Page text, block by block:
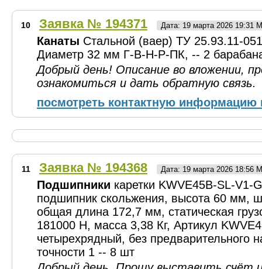
10 Заявка № 194371 Дата: 19 марта 2026 19:31
Канаты Стальной (ваер) ТУ 25.93.11-
Диаметр 32 мм Г-В-Н-Р-ПК, -- 2
Добрый день! Описание во вложении,
ознакомиться и дать обратную связь.
посмотреть контактную информацию
11 Заявка № 194368 Дата: 19 марта 2026 18:56
Подшипники каретки KWVE45B-SL-V1-
подшипник скольжения, высота 60 мм,
общая длина 172,7 мм, статическая
181000 Н, масса 3,38 Кг, Артикул
четырехрядный, без предварительного
точности 1 -- 8 шт